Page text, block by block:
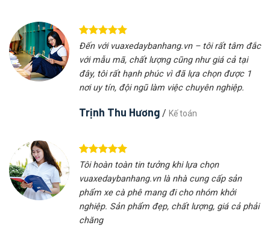
Đến với vuaxedaybanhang.vn – tôi rất tâm đắc
với mẫu mã, chất lượng cũng như giá cả tại
đây, tôi rất hạnh phúc vì đã lựa chọn được 1
nơi uy tín, đội ngũ làm việc chuyên nghiệp.
Trịnh Thu Hương / Kế toán
Tôi hoàn toàn tin tưởng khi lựa chọn
vuaxedaybanhang.vn là nhà cung cấp sản
phẩm xe cà phê mang đi cho nhóm khởi
nghiệp. Sản phẩm đẹp, chất lượng, giá cả phải
chăng